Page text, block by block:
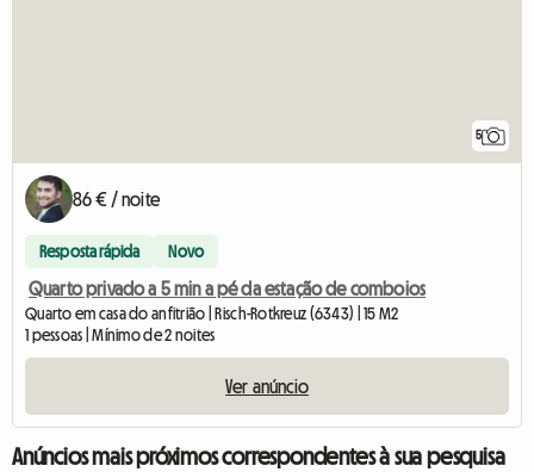
5
86 € / noite
Resposta rápida Novo
Quarto privado a 5 min a pé da estação de comboios
Quarto em casa do anfitrião | Risch-Rotkreuz (6343) | 15 M2
1 pessoas | Mínimo de 2 noites
Ver anúncio
Anúncios mais próximos correspondentes à sua pesquisa